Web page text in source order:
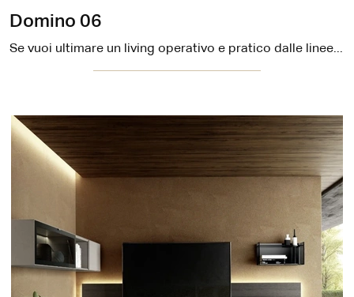
Domino 06
Se vuoi ultimare un living operativo e pratico dalle linee moderne, ti offriamo la parete attrezzata Domino 06 Sangiacomo.